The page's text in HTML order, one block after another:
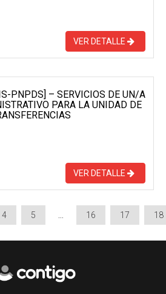
VER DETALLE
PNPDS] – SERVICIOS DE UN/A
PARA LA UNIDAD DE
VER DETALLE
4 5 16 17 18